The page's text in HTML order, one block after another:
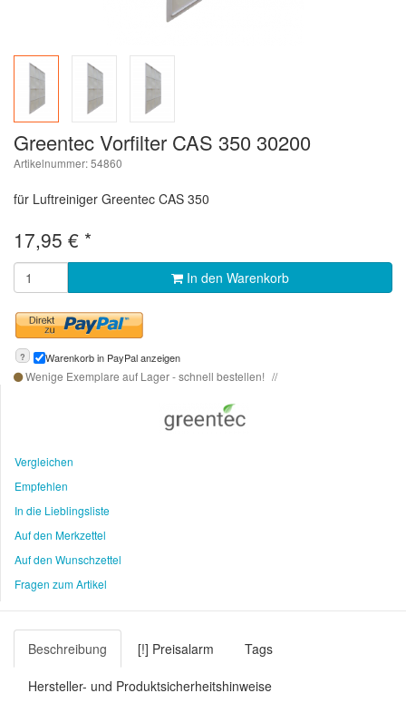
Greentec Vorfilter CAS 350 30200
Artikelnummer: 54860
für Luftreiniger Greentec CAS 350
17,95 € *
In den Warenkorb
? Warenkorb in PayPal anzeigen
Wenige Exemplare auf Lager - schnell bestellen!
Vergleichen
Empfehlen
In die Lieblingsliste
Auf den Merkzettel
Auf den Wunschzettel
Fragen zum Artikel
Beschreibung [!] Preisalarm Tags
Hersteller- und Produktsicherheitshinweise